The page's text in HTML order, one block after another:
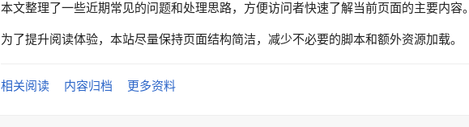
本文整理了一些近期常见的问题和处理思路，方便访问者快速了解当前页面的主要内容。
为了提升阅读体验，本站尽量保持页面结构简洁，减少不必要的脚本和额外资源加载。
相关阅读 内容归档 更多资料